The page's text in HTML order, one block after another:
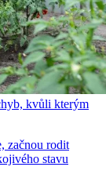
kvůli kterým
začnou rodit
stavu